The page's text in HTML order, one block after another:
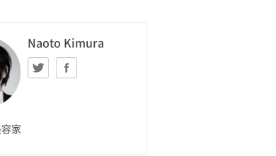
Naoto Kimura
家